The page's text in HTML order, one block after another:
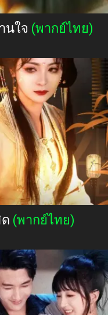
นใจ (พากย์ไทย)
(พากย์ไทย)